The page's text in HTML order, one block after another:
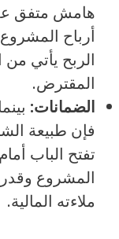
هامش متفق
أرباح
الربح يأتي من
المقترض.
الضمانات:
تفتح الباب
المشروع
ملاءته المالية.